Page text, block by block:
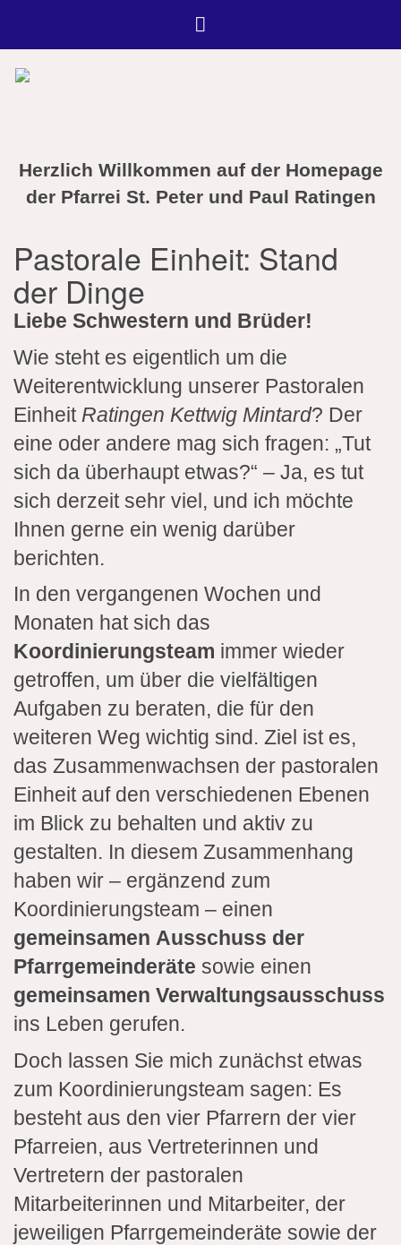
Herzlich Willkommen auf der Homepage
der Pfarrei St. Peter und Paul Ratingen
Pastorale Einheit: Stand
der Dinge
Liebe Schwestern und Brüder!
Wie steht es eigentlich um die
Weiterentwicklung unserer Pastoralen
Einheit Ratingen Kettwig Mintard? Der
eine oder andere mag sich fragen: „Tut
sich da überhaupt etwas?“ – Ja, es tut
sich derzeit sehr viel, und ich möchte
Ihnen gerne ein wenig darüber
berichten.
In den vergangenen Wochen und
Monaten hat sich das
Koordinierungsteam immer wieder
getroffen, um über die vielfältigen
Aufgaben zu beraten, die für den
weiteren Weg wichtig sind. Ziel ist es,
das Zusammenwachsen der pastoralen
Einheit auf den verschiedenen Ebenen
im Blick zu behalten und aktiv zu
gestalten. In diesem Zusammenhang
haben wir – ergänzend zum
Koordinierungsteam – einen
gemeinsamen Ausschuss der
Pfarrgemeinderäte sowie einen
gemeinsamen Verwaltungsausschuss
ins Leben gerufen.
Doch lassen Sie mich zunächst etwas
zum Koordinierungsteam sagen: Es
besteht aus den vier Pfarrern der vier
Pfarreien, aus Vertreterinnen und
Vertretern der pastoralen
Mitarbeiterinnen und Mitarbeiter, der
jeweiligen Pfarrgemeinderäte sowie der